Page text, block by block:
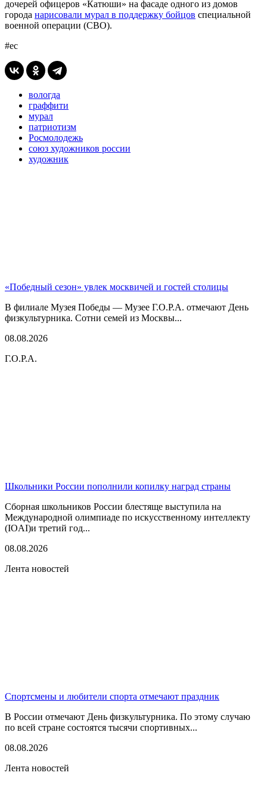
дочерей офицеров «Катюши» на фасаде одного из домов
города нарисовали мурал в поддержку бойцов специальной
военной операции (СВО).
#ес
вологда
граффити
мурал
патриотизм
Росмолодежь
союз художников россии
художник
«Победный сезон» увлек москвичей и гостей столицы
В филиале Музея Победы — Музее Г.О.Р.А. отмечают День
физкультурника. Сотни семей из Москвы...
08.08.2026
Г.О.Р.А.
Школьники России пополнили копилку наград страны
Сборная школьников России блестяще выступила на
Международной олимпиаде по искусственному интеллекту
(IOAI)и третий год...
08.08.2026
Лента новостей
Спортсмены и любители спорта отмечают праздник
В России отмечают День физкультурника. По этому случаю
по всей стране состоятся тысячи спортивных...
08.08.2026
Лента новостей